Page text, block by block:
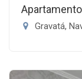
Gravatá,